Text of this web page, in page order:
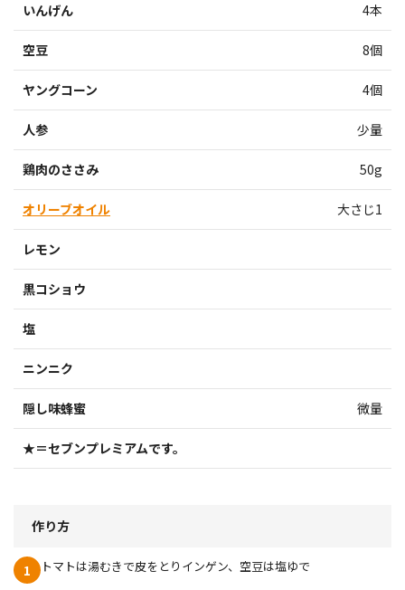
いんげん 4本
空豆 8個
ヤングコーン 4個
人参 少量
鶏肉のささみ 50g
オリーブオイル 大さじ1
レモン
黒コショウ
塩
ニンニク
隠し味蜂蜜 微量
★＝セブンプレミアムです。
作り方
1 トマトは湯むきで皮をとりインゲン、空豆は塩ゆで